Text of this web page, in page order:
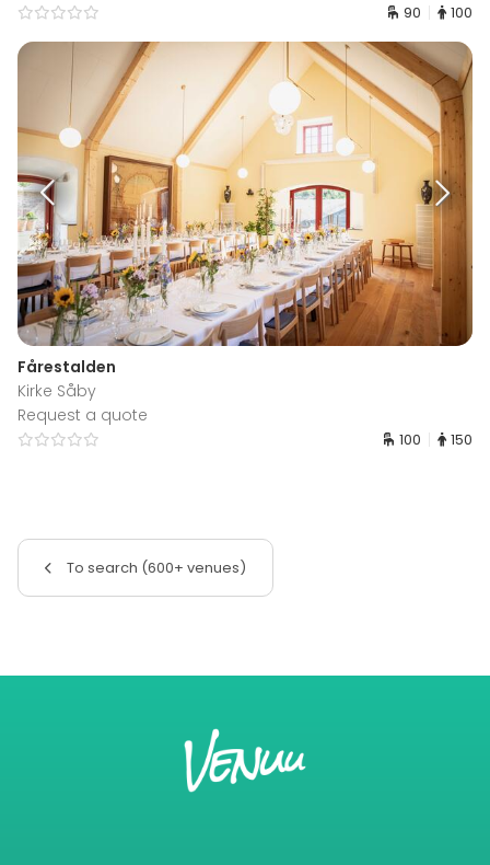
90 100
Fårestalden
Kirke Såby
Request a quote
100 150
To search (600+ venues)